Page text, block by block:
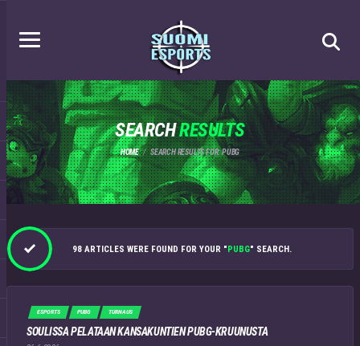
SEARCHRESULTS
HOME SEARCH RESULTS FOR: PUBG
98 ARTICLES WERE FOUND FOR YOUR "PUBG" SEARCH.
ESPORTS PUBG TURNAUS
SOULISSA PELATAAN KANSAKUNTIEN PUBG-KRUUNUSTA